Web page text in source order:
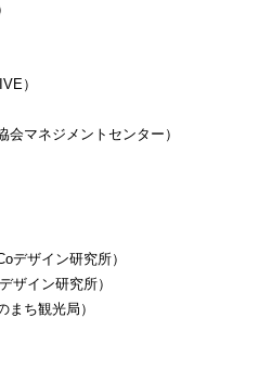
）
マネジメントセンター）
デザイン研究所）
ザイン研究所）
まち観光局）